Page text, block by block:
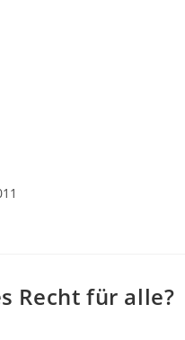
Recht für alle?